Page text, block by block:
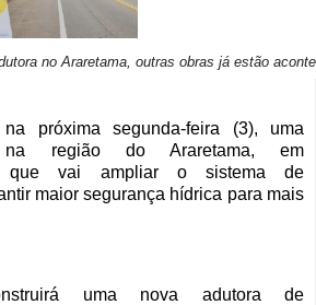
no Araretama, outras obras já estão
próxima segunda-feira (3), uma
na região do Araretama, em
que vai ampliar o sistema de
maior segurança hídrica para mais
uma nova adutora de